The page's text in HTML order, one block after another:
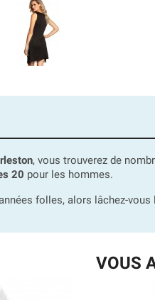
, vous trouverez de
20 pour les hommes.
folles, alors lâchez-
VOUS